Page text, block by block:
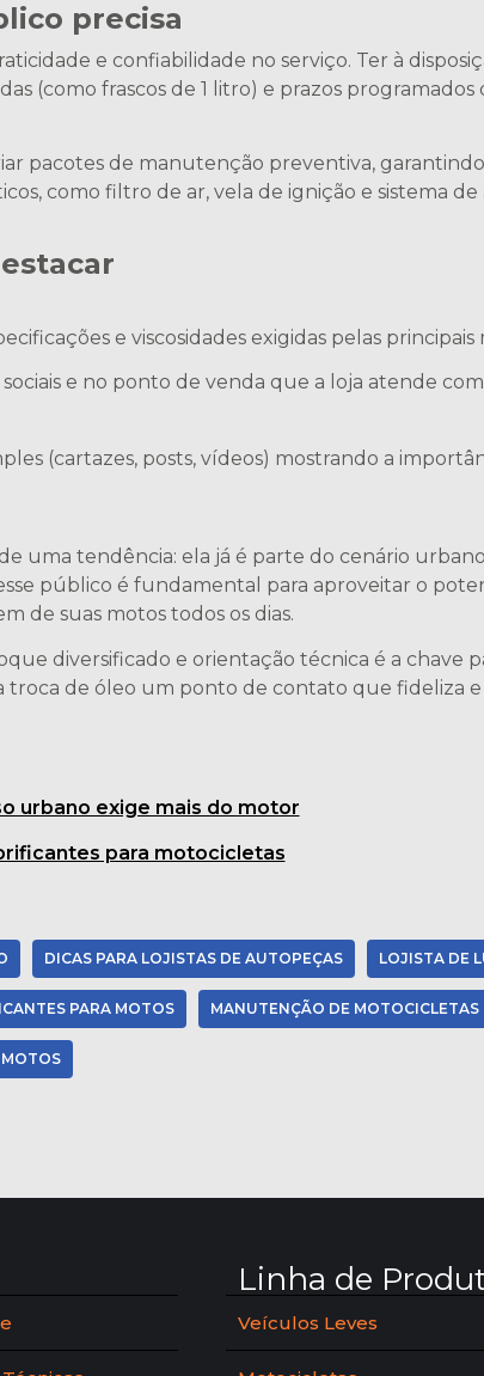
precisa
e confiabilidade no serviço. Ter à
(como frascos de 1 litro) e prazos
pacotes de manutenção preventiva,
como filtro de ar, vela de ignição e sistema
e viscosidades exigidas pelas principais
e no ponto de venda que a loja atende
(cartazes, posts, vídeos) mostrando a
uma tendência: ela já é parte do cenário urbano
público é fundamental para aproveitar o
de suas motos todos os dias.
diversificado e orientação técnica é a chave
troca de óleo um ponto de contato que fideliza
urbano exige mais do motor
para motocicletas
DICAS PARA LOJISTAS DE AUTOPEÇAS LOJISTA DE
PARA MOTOS MANUTENÇÃO DE MOTOCICLETAS
Linha de
Veículos Leves